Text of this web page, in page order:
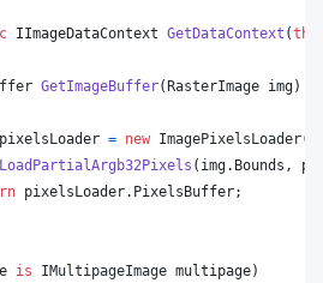
IImageDataContext GetDataContext (
GetImageBuffer(RasterImage img)
pixelsLoader = new ImagePixelsLoader(
LoadPartialArgb32Pixels ( img. Bounds ,
pixelsLoader. PixelsBuffer;
is IMultipageImage multipage)